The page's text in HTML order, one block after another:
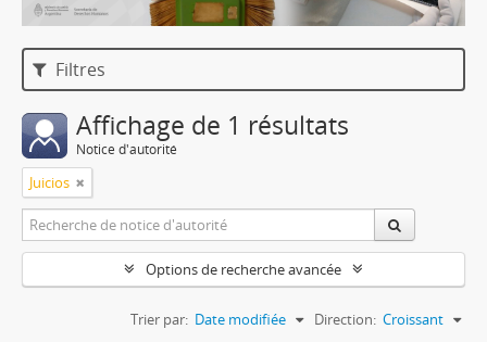
Filtres
Affichage de 1 résultats
Notice d'autorité
Juicios
Options de recherche avancée
Trier par: Date modifiée Direction: Croissant